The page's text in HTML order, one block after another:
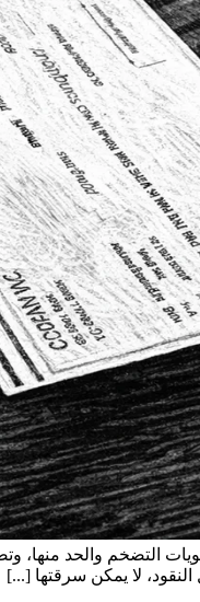
التضخم والحد منها،
لا يمكن سرقتها [...]